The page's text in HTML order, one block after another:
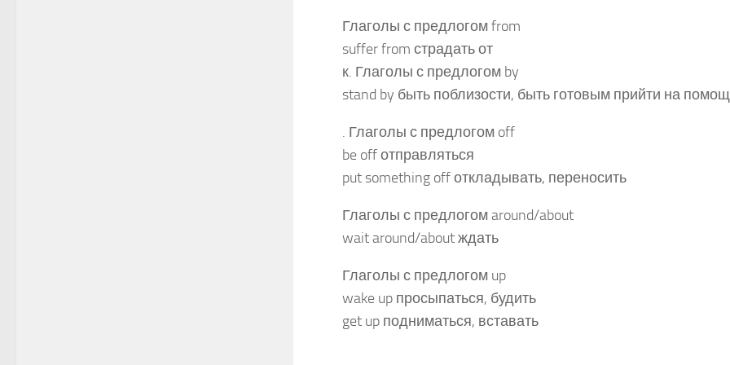
Глаголы с предлогом from
suffer from страдать от
к. Глаголы с предлогом by
stand by быть поблизости, быть готовым прийти на
. Глаголы с предлогом off
be off отправляться
put something off откладывать, переносить
Глаголы с предлогом around/about
wait around/about ждать
Глаголы с предлогом up
wake up просыпаться, будить
get up подниматься, вставать